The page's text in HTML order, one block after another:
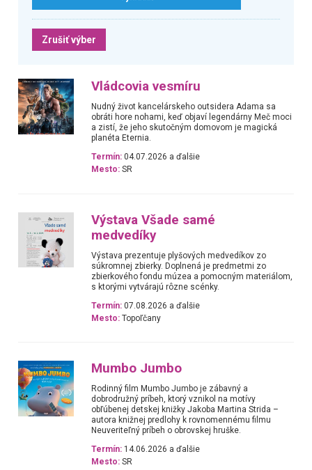
Zrušiť výber
Vládcovia vesmíru
Nudný život kancelárskeho outsidera Adama sa
obráti hore nohami, keď objaví legendárny Meč moci
a zistí, že jeho skutočným domovom je magická
planéta Eternia.
Termín: 04.07.2026 a ďalšie
Mesto: SR
Výstava Všade samé
medvedíky
Výstava prezentuje plyšových medvedíkov zo
súkromnej zbierky. Doplnená je predmetmi zo
zbierkového fondu múzea a pomocným materiálom,
s ktorými vytvárajú rôzne scénky.
Termín: 07.08.2026 a ďalšie
Mesto: Topoľčany
Mumbo Jumbo
Rodinný film Mumbo Jumbo je zábavný a
dobrodružný príbeh, ktorý vznikol na motívy
obľúbenej detskej knižky Jakoba Martina Strida –
autora knižnej predlohy k rovnomennému filmu
Neuveriteľný príbeh o obrovskej hruške.
Termín: 14.06.2026 a ďalšie
Mesto: SR